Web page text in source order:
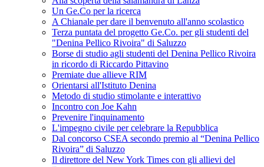
Un Ge.Co per la ricerca
A Chianale per dare il benvenuto all'anno scolastico
Terza puntata del progetto Ge.Co. per gli studenti del
"Denina Pellico Rivoira" di Saluzzo
Borse di studio agli studenti del Denina Pellico Rivoira
in ricordo di Riccardo Pittavino
Premiate due allieve RIM
Orientarsi all'Istituto Denina
Metodo di studio stimolante e interattivo
Incontro con Joe Kahn
Prevenire l'inquinamento
L'impegno civile per celebrare la Repubblica
Dal concorso CSEA secondo premio al “Denina Pellico
Rivoira” di Saluzzo
Il direttore del New York Times con gli allievi del